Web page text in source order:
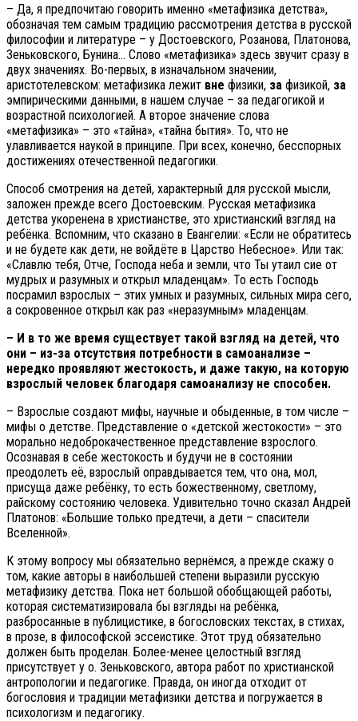
– Да, я предпочитаю говорить именно «метафизика детства»,
обозначая тем самым традицию рассмотрения детства в русской
философии и литературе – у Достоевского, Розанова, Платонова,
Зеньковского, Бунина… Слово «метафизика» здесь звучит сразу в
двух значениях. Во-первых, в изначальном значении,
аристотелевском: метафизика лежит вне физики, за физикой, за
эмпирическими данными, в нашем случае – за педагогикой и
возрастной психологией. А второе значение слова
«метафизика» – это «тайна», «тайна бытия». То, что не
улавливается наукой в принципе. При всех, конечно, бесспорных
достижениях отечественной педагогики.
Способ смотрения на детей, характерный для русской мысли,
заложен прежде всего Достоевским. Русская метафизика
детства укоренена в христианстве, это христианский взгляд на
ребёнка. Вспомним, что сказано в Евангелии: «Если не обратитесь
и не будете как дети, не войдёте в Царство Небесное». Или так:
«Славлю тебя, Отче, Господа неба и земли, что Ты утаил сие от
мудрых и разумных и открыл младенцам». То есть Господь
посрамил взрослых – этих умных и разумных, сильных мира сего,
а сокровенное открыл как раз «неразумным» младенцам.
– И в то же время существует такой взгляд на детей, что
они – из-за отсутствия потребности в самоанализе –
нередко проявляют жестокость, и даже такую, на которую
взрослый человек благодаря самоанализу не способен.
– Взрослые создают мифы, научные и обыденные, в том числе –
мифы о детстве. Представление о «детской жестокости» – это
морально недоброкачественное представление взрослого.
Осознавая в себе жестокость и будучи не в состоянии
преодолеть её, взрослый оправдывается тем, что она, мол,
присуща даже ребёнку, то есть божественному, светлому,
райскому состоянию человека. Удивительно точно сказал Андрей
Платонов: «Большие только предтечи, а дети – спасители
Вселенной».
К этому вопросу мы обязательно вернёмся, а прежде скажу о
том, какие авторы в наибольшей степени выразили русскую
метафизику детства. Пока нет большой обобщающей работы,
которая систематизировала бы взгляды на ребёнка,
разбросанные в публицистике, в богословских текстах, в стихах,
в прозе, в философской эссеистике. Этот труд обязательно
должен быть проделан. Более-менее целостный взгляд
присутствует у о. Зеньковского, автора работ по христианской
антропологии и педагогике. Правда, он иногда отходит от
богословия и традиции метафизики детства и погружается в
психологизм и педагогику.